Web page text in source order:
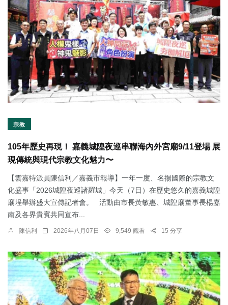
宗教
105年歷史再現！ 嘉義城隍夜巡串聯海內外宮廟9/11登場 展
現傳統與現代宗教文化魅力〜
【雲嘉特派員陳信利／嘉義市報導】一年一度、名揚國際的宗教文
化盛事「2026城隍夜巡諸羅城」今天（7日）在歷史悠久的嘉義城隍
廟埕舉辦盛大宣傳記者會。 活動由市長黃敏惠、城隍廟董事長楊嘉
南及各界貴賓共同宣布...
陳信利 2026年八月07日 9,549 觀看 15 分享